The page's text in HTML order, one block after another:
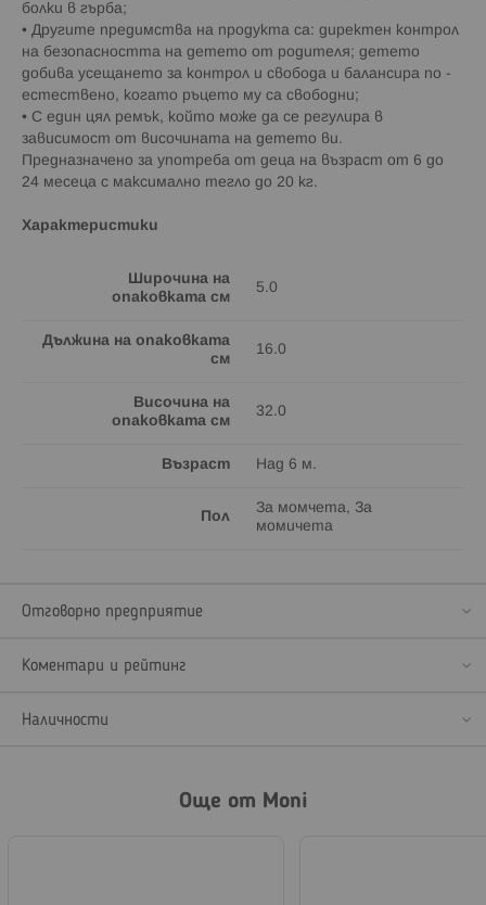
болки в гърба;
• Другите предимства на продукта са: директен контрол
на безопасността на детето от родителя; детето
добива усещането за контрол и свобода и балансира по -
естествено, когато ръцето му са свободни;
• С един цял ремък, който може да се регулира в
зависимост от височината на детето ви.
Предназначено за употреба от деца на възраст от 6 до
24 месеца с максимално тегло до 20 кг.
Характеристики
Широчина на
опаковката см
5.0
Дължина на опаковката
см
16.0
Височина на
опаковката см
32.0
Възраст Над 6 м.
Пол
За момчета, За
момичета
Отговорно предприятие
Коментари и рейтинг
Наличности
Още от Moni